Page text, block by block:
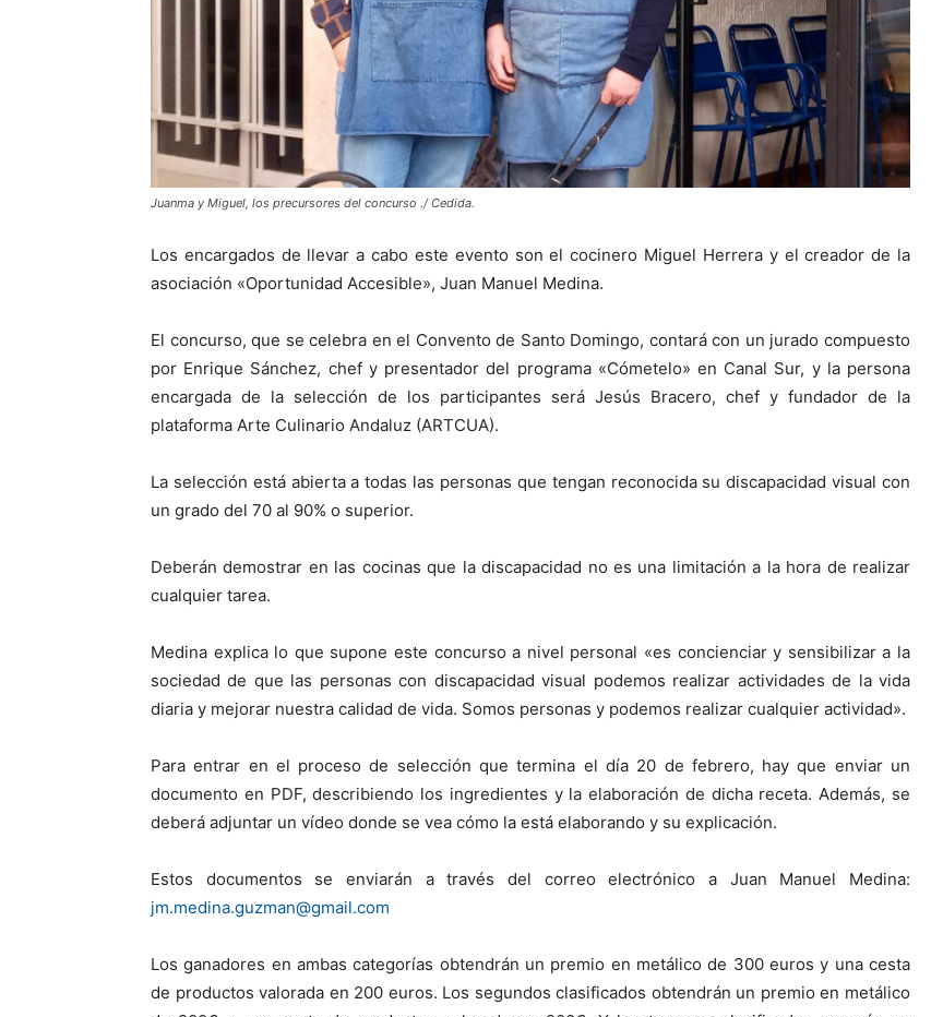
Juanma y Miguel, los precursores del concurso ./ Cedida.
Los encargados de llevar a cabo este evento son el cocinero Miguel Herrera y el creador de la
asociación «Oportunidad Accesible», Juan Manuel Medina.
El concurso, que se celebra en el Convento de Santo Domingo, contará con un jurado compuesto
por Enrique Sánchez, chef y presentador del programa «Cómetelo» en Canal Sur, y la persona
encargada de la selección de los participantes será Jesús Bracero, chef y fundador de la
plataforma Arte Culinario Andaluz (ARTCUA).
La selección está abierta a todas las personas que tengan reconocida su discapacidad visual con
un grado del 70 al 90% o superior.
Deberán demostrar en las cocinas que la discapacidad no es una limitación a la hora de realizar
cualquier tarea.
Medina explica lo que supone este concurso a nivel personal «es concienciar y sensibilizar a la
sociedad de que las personas con discapacidad visual podemos realizar actividades de la vida
diaria y mejorar nuestra calidad de vida. Somos personas y podemos realizar cualquier actividad».
Para entrar en el proceso de selección que termina el día 20 de febrero, hay que enviar un
documento en PDF, describiendo los ingredientes y la elaboración de dicha receta. Además, se
deberá adjuntar un vídeo donde se vea cómo la está elaborando y su explicación.
Estos documentos se enviarán a través del correo electrónico a Juan Manuel Medina:
jm.medina.guzman@gmail.com
Los ganadores en ambas categorías obtendrán un premio en metálico de 300 euros y una cesta
de productos valorada en 200 euros. Los segundos clasificados obtendrán un premio en metálico